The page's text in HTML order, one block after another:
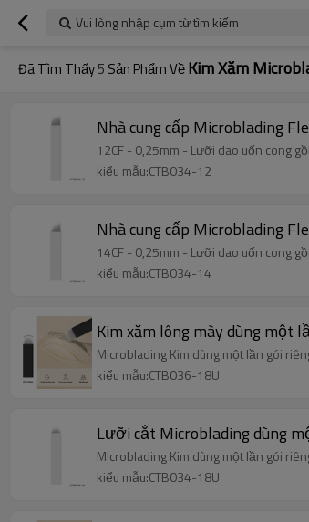
Vui lòng nhập cụm từ tìm kiếm
Đã Tìm Thấy5 Sản Phẩm VềKim Xăm
Nhà cung cấp Microblading
12CF - 0,25mm - Lưỡi dao uốn cong
kiểu mẫu:CTB034-12
Nhà cung cấp Microblading
14CF - 0,25mm - Lưỡi dao uốn cong
kiểu mẫu:CTB034-14
Kim xăm lông mày dùng một
Microblading Kim dùng một lần gói
kiểu mẫu:CTB036-18U
Lưỡi cắt Microblading dùng
Microblading Kim dùng một lần gói
kiểu mẫu:CTB034-18U